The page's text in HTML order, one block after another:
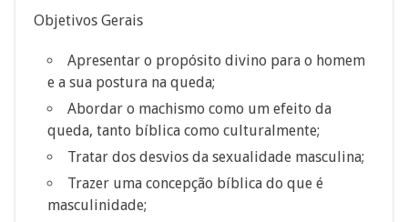
Objetivos Gerais
Apresentar o propósito divino para o homem
e a sua postura na queda;
Abordar o machismo como um efeito da
queda, tanto bíblica como culturalmente;
Tratar dos desvios da sexualidade masculina;
Trazer uma concepção bíblica do que é
masculinidade;